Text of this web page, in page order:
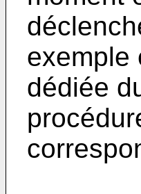
exemple
dédiée